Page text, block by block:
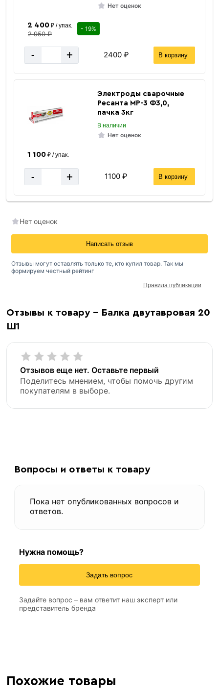
Нет оценок
2 400₽ / упак.
2 950 ₽
- 19%
- + 2400 ₽ В корзину
Электроды сварочные
Ресанта МР-3 Ф3,0,
пачка 3кг
В наличии
Нет оценок
1 100₽ / упак.
- + 1100 ₽ В корзину
Отзывы к товару - Балка двутавровая 20
Ш1
Отзывов еще нет. Оставьте первый
Поделитесь мнением, чтобы помочь другим
покупателям в выборе.
Нет оценок
Написать отзыв
Отзывы могут оставлять только те, кто купил товар. Так мы
формируем честный рейтинг
Правила публикации
Вопросы и ответы к товару
Пока нет опубликованных вопросов и
ответов.
Нужна помощь?
Задать вопрос
Задайте вопрос – вам ответит наш эксперт или
представитель бренда
Похожие товары